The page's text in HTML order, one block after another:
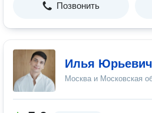
Позвонить
Илья
Москва и Московская